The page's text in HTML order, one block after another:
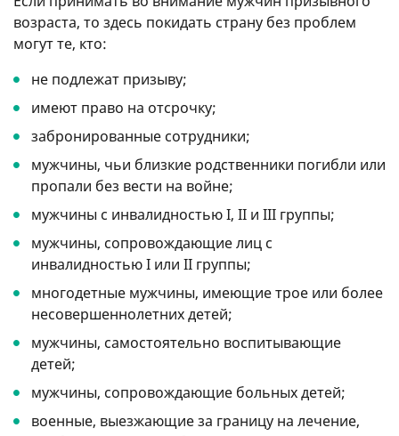
возраста, то здесь покидать страну без проблем
могут те, кто:
не подлежат призыву;
имеют право на отсрочку;
забронированные сотрудники;
мужчины, чьи близкие родственники погибли или
пропали без вести на войне;
мужчины с инвалидностью I, II и III группы;
мужчины, сопровождающие лиц с
инвалидностью I или II группы;
многодетные мужчины, имеющие трое или более
несовершеннолетних детей;
мужчины, самостоятельно воспитывающие
детей;
мужчины, сопровождающие больных детей;
военные, выезжающие за границу на лечение,